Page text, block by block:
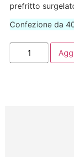
prefritto
Confezione da